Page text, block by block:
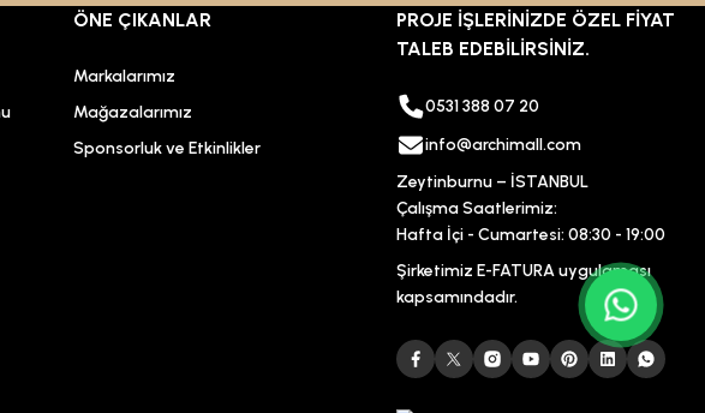
ÖNE ÇIKANLAR
Markalarımız
Mağazalarımız
Sponsorluk ve Etkinlikler
PROJE İŞLERİNİZDE ÖZEL FİYAT
TALEB EDEBİLİRSİNİZ.
0531 388 07 20
info@archimall.com
Zeytinburnu – İSTANBUL
Çalışma Saatlerimiz:
Hafta İçi - Cumartesi: 08:30 - 19:00
Şirketimiz E-FATURA uygulaması
kapsamındadır.